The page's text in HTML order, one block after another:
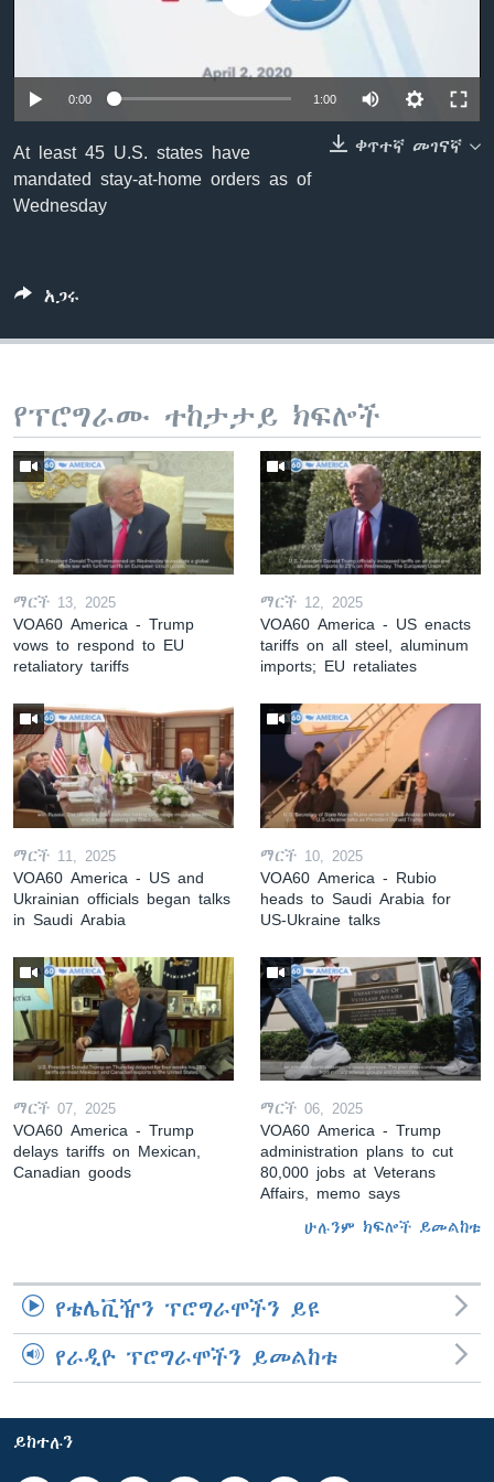
ቋንቋዎች
0:00 1:00
ቀጥተኛ መገናኛ
At least 45 U.S. states have
mandated stay-at-home orders as of
Wednesday
አጋሩ
የፕሮግራሙ ተከታታይ ክፍሎች
ማርች 13, 2025
VOA60 America - Trump
vows to respond to EU
retaliatory tariffs
ማርች 12, 2025
VOA60 America - US enacts
tariffs on all steel, aluminum
imports; EU retaliates
ማርች 11, 2025
VOA60 America - US and
Ukrainian officials began talks
in Saudi Arabia
ማርች 10, 2025
VOA60 America - Rubio
heads to Saudi Arabia for
US-Ukraine talks
ማርች 07, 2025
VOA60 America - Trump
delays tariffs on Mexican,
Canadian goods
ማርች 06, 2025
VOA60 America - Trump
administration plans to cut
80,000 jobs at Veterans
Affairs, memo says
ሁሉንም ክፍሎች ይመልከቱ
የቴሌቪዥን ፕሮግራሞችን ይዩ
የራዲዮ ፕሮግራሞችን ይመልከቱ
ይከተሉን